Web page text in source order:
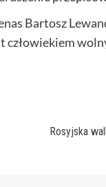
Bartosz
Rosyjska